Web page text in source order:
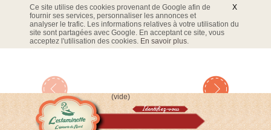
X
Ce site utilise des cookies provenant de Google afin de
fournir ses services, personnaliser les annonces et
analyser le trafic. Les informations relatives à votre utilisation du
site sont partagées avec Google. En acceptant ce site, vous
acceptez l'utilisation des cookies. En savoir plus.
(vide)
Identifiez-vous
Panier